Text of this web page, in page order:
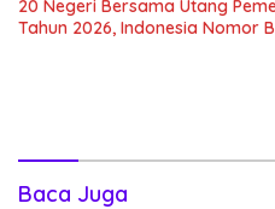
20 Negeri Bersama Utang
Tahun 2026, Indonesia Nomor
Baca Juga